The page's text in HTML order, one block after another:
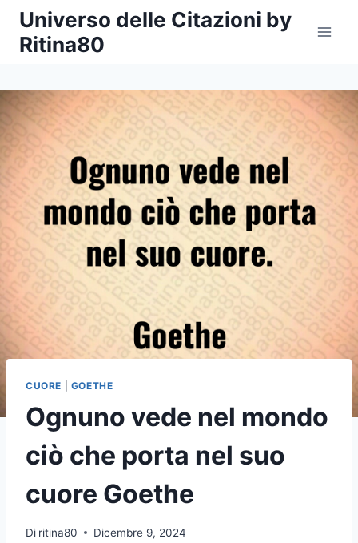
Salta
contenuto
Universo delle Citazioni by
Ritina80
CUORE GOETHE
Ognuno vede nel mondo
ciò che porta nel suo
cuore Goethe
Di ritina80 Dicembre 9, 2024